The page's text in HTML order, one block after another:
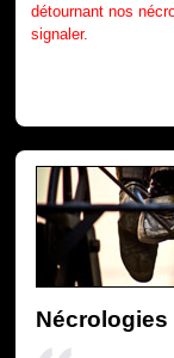
détournant nos
signaler.